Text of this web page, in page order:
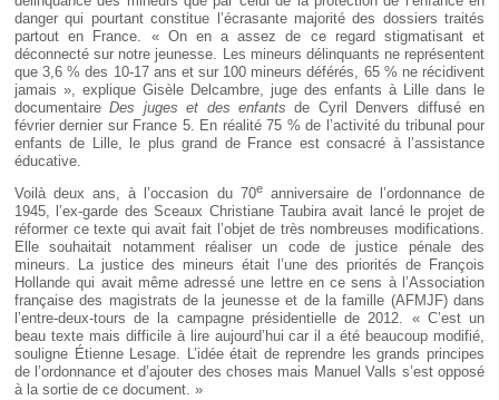
danger qui pourtant constitue l’écrasante majorité des dossiers traités
partout en France. « On en a assez de ce regard stigmatisant et
déconnecté sur notre jeunesse. Les mineurs délinquants ne représentent
que 3,6 % des 10-17 ans et sur 100 mineurs déférés, 65 % ne récidivent
jamais », explique Gisèle Delcambre, juge des enfants à Lille dans le
documentaireDes juges et des enfants de Cyril Denvers diffusé en
février dernier sur France 5. En réalité 75 % de l’activité du tribunal pour
enfants de Lille, le plus grand de France est consacré à l’assistance
éducative.
Voilà deux ans, à l’occasion du 70eanniversaire de l’ordonnance de
1945, l’ex-garde des Sceaux Christiane Taubira avait lancé le projet de
réformer ce texte qui avait fait l’objet de très nombreuses modifications.
Elle souhaitait notamment réaliser un code de justice pénale des
mineurs. La justice des mineurs était l’une des priorités de François
Hollande qui avait même adressé une lettre en ce sens à l’Association
française des magistrats de la jeunesse et de la famille (AFMJF) dans
l’entre-deux-tours de la campagne présidentielle de 2012. « C’est un
beau texte mais difficile à lire aujourd’hui car il a été beaucoup modifié,
souligne Étienne Lesage. L’idée était de reprendre les grands principes
de l’ordonnance et d’ajouter des choses mais Manuel Valls s’est opposé
à la sortie de ce document. »